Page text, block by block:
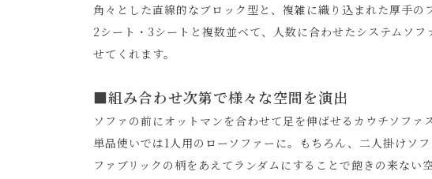
角々とした直線的なブロック型と、複雑に織り込まれた厚手の
2シート・3シートと複数並べて、人数に合わせたシステムソ
せてくれます。
■組み合わせ次第で様々な空間を演出
ソファの前にオットマンを合わせて足を伸ばせるカウチソフ
単品使いでは1人用のローソファーに。もちろん、二人掛けソフ
ファブリックの柄をあえてランダムにすることで飽きの来ない